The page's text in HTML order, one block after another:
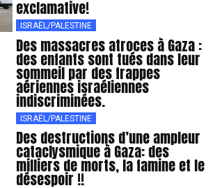
exclamative!
ISRAËL/PALESTINE
Des massacres atroces à Gaza :
des enfants sont tués dans leur
sommeil par des frappes
aériennes israéliennes
indiscriminées.
ISRAËL/PALESTINE
Des destructions d’une ampleur
cataclysmique à Gaza: des
milliers de morts, la famine et le
désespoir !!